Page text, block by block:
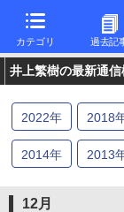
カテゴリ 過去記
井上繁樹の最新通
2022年 2018
2014年 2013
12月